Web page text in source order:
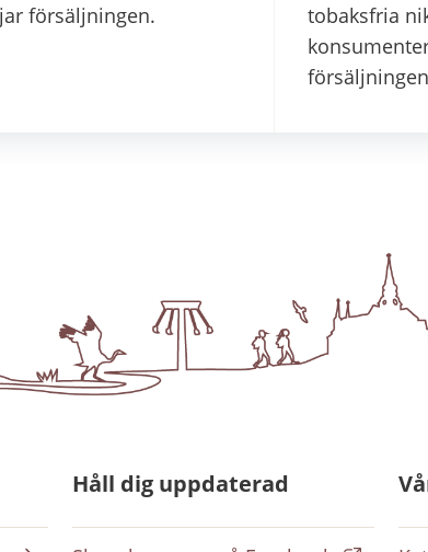
försäljningen.
tobaksfria
Håll dig uppdaterad